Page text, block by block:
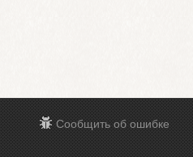
Сообщить об ошибке